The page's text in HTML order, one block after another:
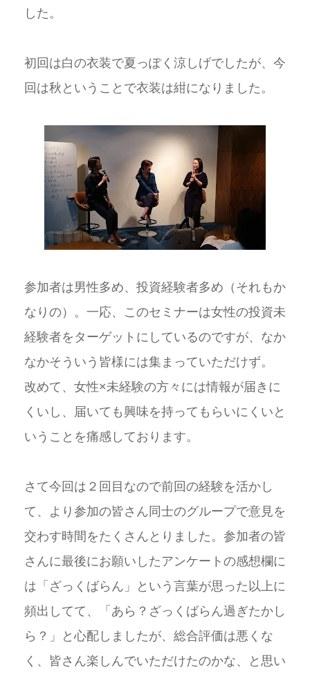
した。
初回は白の衣装で夏っぽく涼しげでしたが、今
回は秋ということで衣装は紺になりました。
参加者は男性多め、投資経験者多め（それもか
なりの）。一応、このセミナーは女性の投資未
経験者をターゲットにしているのですが、なか
なかそういう皆様には集まっていただけず。
改めて、女性×未経験の方々には情報が届きに
くいし、届いても興味を持ってもらいにくいと
いうことを痛感しております。
さて今回は２回目なので前回の経験を活かし
て、より参加の皆さん同士のグループで意見を
交わす時間をたくさんとりました。参加者の皆
さんに最後にお願いしたアンケートの感想欄に
は「ざっくばらん」という言葉が思った以上に
頻出してて、「あら？ざっくばらん過ぎたかし
ら？」と心配しましたが、総合評価は悪くな
く、皆さん楽しんでいただけたのかな、と思い